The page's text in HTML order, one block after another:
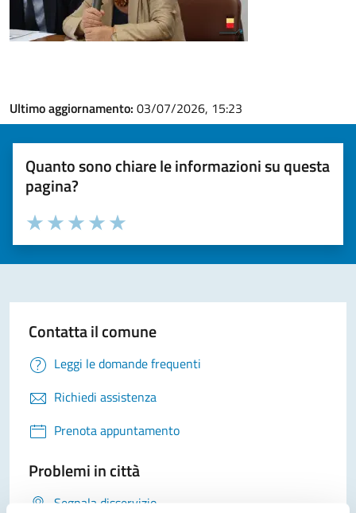
Ultimo aggiornamento: 03/07/2026, 15:23
Quanto sono chiare le informazioni su questa
pagina?
Valuta la chiarezza delle informazioni (da 1 a 5 stelle)
Seleziona il numero di stelle per valutare la chiarezza delle
Valuta 5 stelle su 5
Valuta 4 stelle su 5
Valuta 3 stelle su 5
Valuta 2 stelle su 5
Valuta 1 stelle su 5
Contatta il comune
Leggi le domande frequenti
Richiedi assistenza
Prenota appuntamento
Problemi in città
Segnala disservizio